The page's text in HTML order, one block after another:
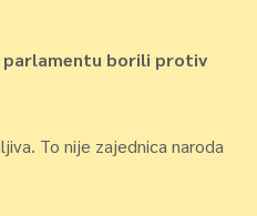
parlamentu borili protiv
To nije zajednica naroda